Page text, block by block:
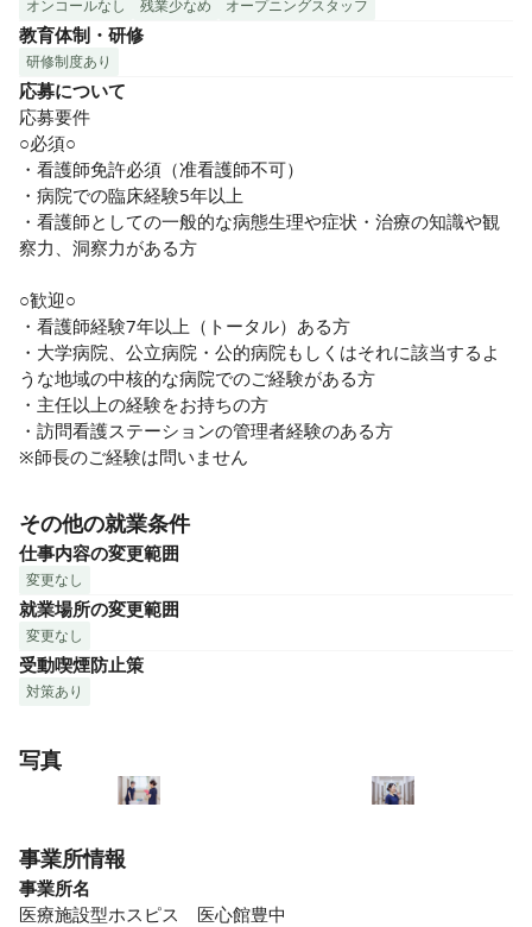
オンコールなし 残業少なめ オープニングスタッフ
教育体制・研修
研修制度あり
応募について
応募要件
○必須○
・看護師免許必須（准看護師不可）
・病院での臨床経験5年以上
・看護師としての一般的な病態生理や症状・治療の知識や観
察力、洞察力がある方
○歓迎○
・看護師経験7年以上（トータル）ある方
・大学病院、公立病院・公的病院もしくはそれに該当するよ
うな地域の中核的な病院でのご経験がある方
・主任以上の経験をお持ちの方
・訪問看護ステーションの管理者経験のある方
※師長のご経験は問いません
その他の就業条件
仕事内容の変更範囲
変更なし
就業場所の変更範囲
変更なし
受動喫煙防止策
対策あり
写真
事業所情報
事業所名
医療施設型ホスピス　医心館豊中